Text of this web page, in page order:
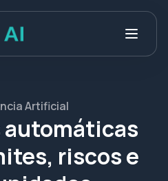
Artificial
automáticas
riscos e